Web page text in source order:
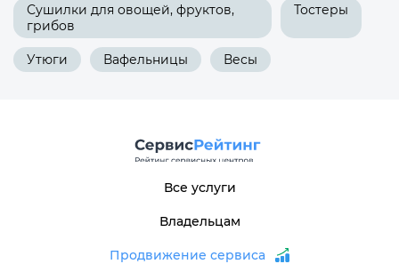
Сушилки для овощей, фруктов,
грибов
Тостеры
Утюги Вафельницы Весы
Все услуги
Владельцам
Продвижение сервиса